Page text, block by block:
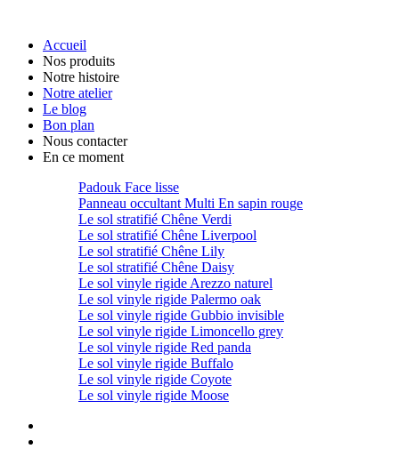
Accueil
Nos produits
Notre histoire
Notre atelier
Le blog
Bon plan
Nous contacter
En ce moment
Padouk Face lisse
Panneau occultant Multi En sapin rouge
Le sol stratifié Chêne Verdi
Le sol stratifié Chêne Liverpool
Le sol stratifié Chêne Lily
Le sol stratifié Chêne Daisy
Le sol vinyle rigide Arezzo naturel
Le sol vinyle rigide Palermo oak
Le sol vinyle rigide Gubbio invisible
Le sol vinyle rigide Limoncello grey
Le sol vinyle rigide Red panda
Le sol vinyle rigide Buffalo
Le sol vinyle rigide Coyote
Le sol vinyle rigide Moose